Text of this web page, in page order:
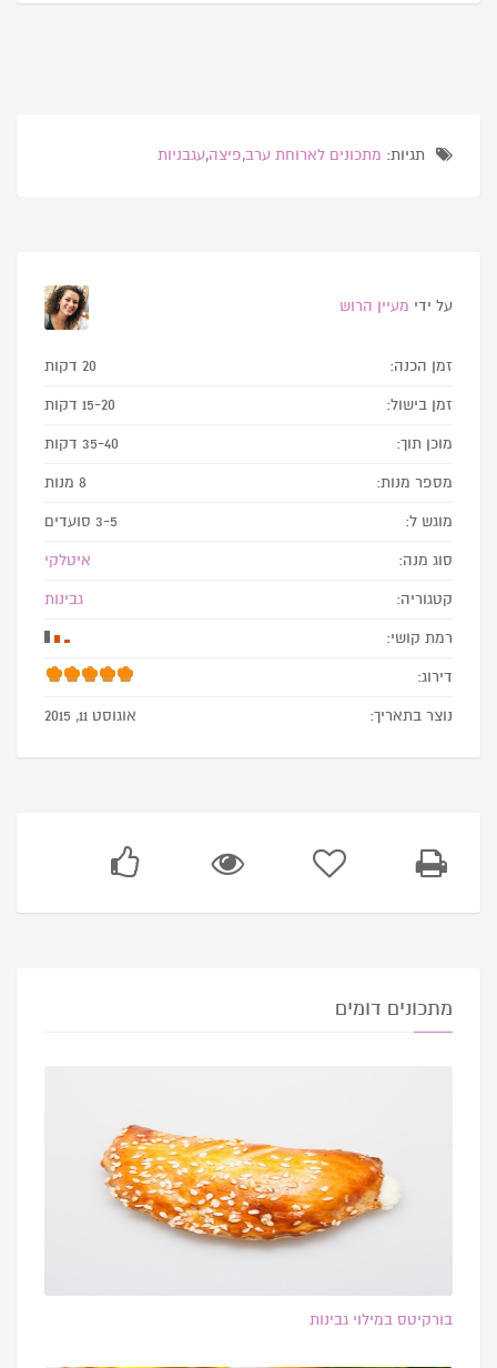
תגיות: מתכונים לארוחת ערב,פיצה,עגבניות
על ידי מעיין הרוש
זמן הכנה: 20 דקות
זמן בישול: 15-20 דקות
מוכן תוך: 35-40 דקות
מספר מנות: 8 מנות
מוגש ל: 3-5 סועדים
סוג מנה: איטלקי
קטגוריה: גבינות
רמת קושי:
דירוג:
נוצר בתאריך: אוגוסט 11, 2015
מתכונים דומים
בורקיטס במילוי גבינות